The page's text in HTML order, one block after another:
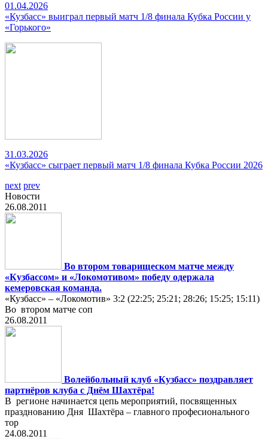
01.04.2026
«Кузбасс» выиграл первый матч 1/8 финала Кубка России у
«Горького»
31.03.2026
«Кузбасс» сыграет первый матч 1/8 финала Кубка России 2026
next prev
Новости
26.08.2011
Во втором товарищеском матче между
«Кузбассом» и «Локомотивом» победу одержала
кемеровская команда.
«Кузбасс» – «Локомотив» 3:2 (22:25; 25:21; 28:26; 15:25; 15:11)
Во втором матче соп
26.08.2011
Волейбольный клуб «Кузбасс» поздравляет
партнёров клуба с Днём Шахтёра!
В регионе начинается цепь мероприятий, посвященных
празднованию Дня Шахтёра – главного професионального
тор
24.08.2011